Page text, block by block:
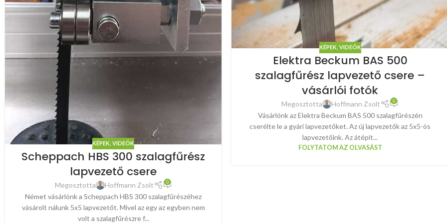
KÉPEK, VIDEÓK
Scheppach HBS 300 szalagfűrész
lapvezető csere
Megosztotta Hoffmann Zsolt 0
Német vásárlónk a Scheppach HBS 300 szalagfűrészéhez
vásárolt nálunk 5x5 lapvezetőt. Mivel az egy az egyben nem
volt a szalagfűrészre f...
KÉPEK, VIDEÓK
Elektra Beckum BAS 500
szalagfűrész lapvezető csere –
vásárlói fotók
Megosztotta Hoffmann Zsolt 0
Vásárlónk az Elektra Beckum BAS 500 szalagfűrészén
cserélte le a gyári lapvezetőket. Az új lapvezetők az 5x5-ös
lapvezetőink. Az átépít...
FOLYTATOM AZ OLVASÁST